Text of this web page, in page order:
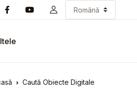
Caută Obiecte Digitale